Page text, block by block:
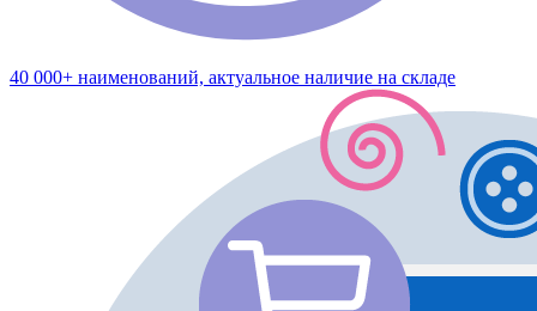
40 000+ наименований, актуальное наличие на складе